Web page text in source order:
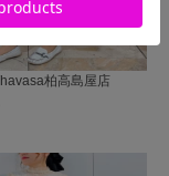
柏高島屋店